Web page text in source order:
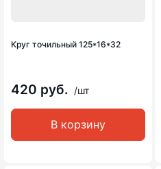
Круг точильный 125*16*32
420 руб. /шт
В корзину